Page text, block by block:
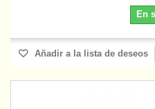
En
Añadir a la lista de deseos